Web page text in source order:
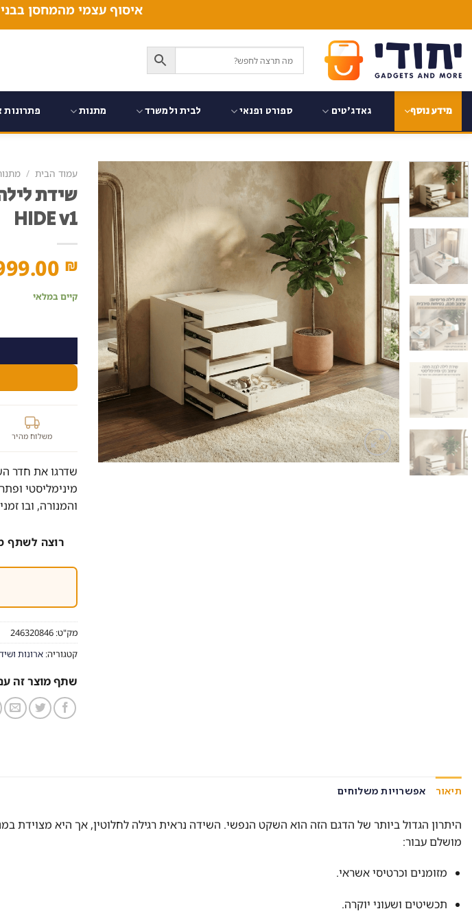
content
איסוף עצמי מהמחסן
מידע נוסף גאדג'טים ספורט ופנאי לבית ולמשרד מתנות פתרונות
עמוד הבית /
שידת
HIDE v1
₪
קיים במלאי
משלוח מהיר
שדרגו את חדר
מינימליסטי
והמנורה, ובו
רוצה לשתף
מק"ט: 246320846
קטגוריה: ארונות
שתף מוצר זה
תיאור אפשרויות משלוחים
היתרון הגדול ביותר של הדגם הזה הוא השקט הנפשי. השידה נראית רגילה לחלוטין, אך היא מצוידת
מושלם עבור:
מזומנים וכרטיסי אשראי.
תכשיטים ושעוני יוקרה.